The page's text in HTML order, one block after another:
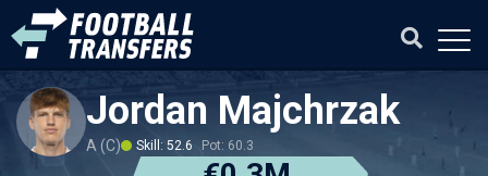
Jordan Majchrzak
A (C) Skill: 52.6 Pot: 60.3